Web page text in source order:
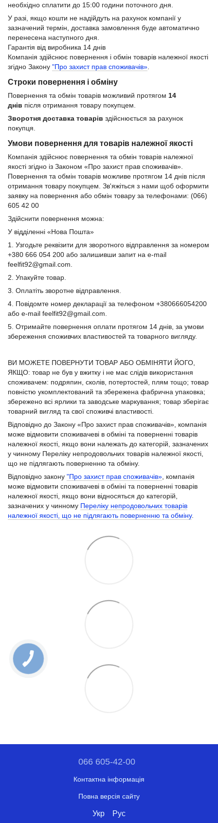
необхідно сплатити до 15:00 години поточного дня.
У разі, якщо кошти не надійдуть на рахунок компанії у
зазначений термін, доставка замовлення буде автоматично
перенесена наступного дня.
Гарантія від виробника 14 днів
Компанія здійснює повернення і обмін товарів належної якості
згідно Закону "Про захист прав споживачів»
Строки повернення і обміну
Повернення та обмін товарів можливий протягом 14
днів після отримання товару покупцем.
Зворотня доставка товарів здійснюється за рахунок
покупця.
Умови повернення для товарів належної якості
Компанія здійснює повернення та обмін товарів належної
якості згідно із Законом «Про захист прав споживачів».
Повернення та обмін товарів можливе протягом 14 днів після
отримання товару покупцем. Зв'яжіться з нами щоб оформити
заявку на повернення або обмін товару за телефонами: (066)
605 42 00
Здійснити повернення можна:
У відділенні «Нова Пошта»
1. Узгодьте реквізити для зворотного відправлення за номером
+380 666 054 200 або залишивши запит на e-mail
feelfit92@gmail.com.
2. Упакуйте товар.
3. Оплатіть зворотне відправлення.
4. Повідомте номер декларації за телефоном +380666054200
або e-mail feelfit92@gmail.com.
5. Отримайте повернення оплати протягом 14 днів, за умови
збереження споживчих властивостей та товарного вигляду.
ВИ МОЖЕТЕ ПОВЕРНУТИ ТОВАР АБО ОБМІНЯТИ ЙОГО,
ЯКЩО: товар не був у вжитку і не має слідів використання
споживачем: подряпин, сколів, потертостей, плям тощо; товар
повністю укомплектований та збережена фабрична упаковка;
збережено всі ярлики та заводське маркування; товар зберігає
товарний вигляд та свої споживчі властивості.
Відповідно до Закону «Про захист прав споживачів», компанія
може відмовити споживачеві в обміні та поверненні товарів
належної якості, якщо вони належать до категорій, зазначених
у чинному Переліку непродовольчих товарів належної якості,
що не підлягають поверненню та обміну.
Відповідно закону "Про захист прав споживачів» , компанія
може відмовити споживачеві в обміні та поверненні товарів
належної якості, якщо вони відносяться до категорій,
зазначених у чинному Переліку непродовольчих товарів
належної якості, що не підлягають поверненню та обміну.
066 605-42-00
Контактна інформація
Повна версія сайту
Укр Рус